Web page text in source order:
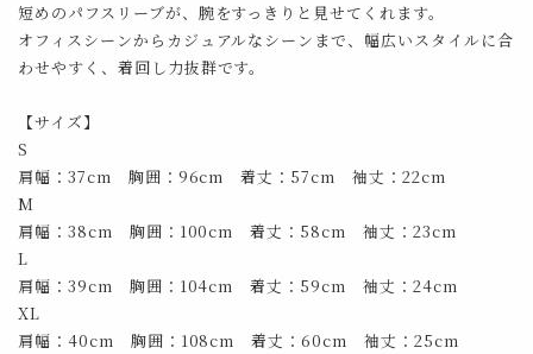
短めのパフスリーブが、腕をすっきりと見せてくれます。
オフィスシーンからカジュアルなシーンまで、幅広いスタイルに合
わせやすく、着回し力抜群です。
【サイズ】
S
肩幅：37cm 胸囲：96cm 着丈：57cm 袖丈：22cm
M
肩幅：38cm 胸囲：100cm 着丈：58cm 袖丈：23cm
L
肩幅：39cm 胸囲：104cm 着丈：59cm 袖丈：24cm
XL
肩幅：40cm 胸囲：108cm 着丈：60cm 袖丈：25cm